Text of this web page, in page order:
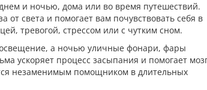
и ночью, дома или во время путешествий.
света и помогает вам почувствовать себя в
тревогой, стрессом или с чутким сном.
освещение, а ночью уличные фонари, фары
ускоряет процесс засыпания и помогает
незаменимым помощником в длительных